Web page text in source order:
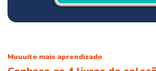
Muuuito mais aprendizado